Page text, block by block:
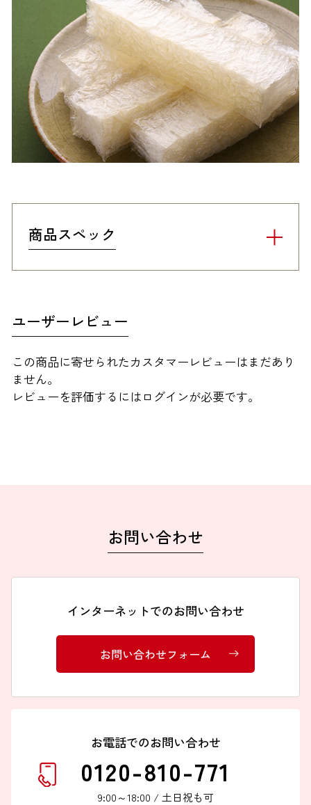
商品スペック
ユーザーレビュー
この商品に寄せられたカスタマーレビューはまだあり
ません。
レビューを評価するには ログインが必要です。
お問い合わせ
インターネットでのお問い合わせ
お問い合わせフォーム
お電話でのお問い合わせ
0120-810-771
9:00～18:00 / 土日祝も可